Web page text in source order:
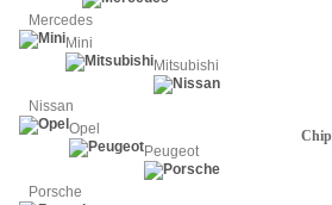
Mercedes
Mini
Mitsubishi
Nissan
Opel
Peugeot
Porsche